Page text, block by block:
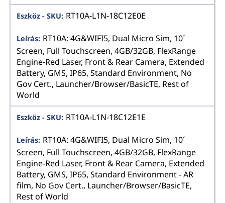
RT10A-L1N-18C12E0E
RT10A: 4G&WIFI5, Dual Micro Sim, 10´
Screen, Full Touchscreen, 4GB/32GB, FlexRange
Engine-Red Laser, Front & Rear Camera, Extended
Battery, GMS, IP65, Standard Environment, No
Gov Cert., Launcher/Browser/BasicTE, Rest of
World
RT10A-L1N-18C12E1E
RT10A: 4G&WIFI5, Dual Micro Sim, 10´
Screen, Full Touchscreen, 4GB/32GB, FlexRange
Engine-Red Laser, Front & Rear Camera, Extended
Battery, GMS, IP65, Standard Environment - AR
film, No Gov Cert., Launcher/Browser/BasicTE,
Rest of World